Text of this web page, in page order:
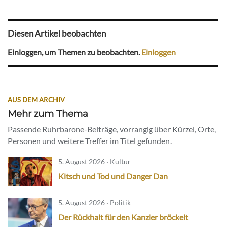
Diesen Artikel beobachten
Einloggen, um Themen zu beobachten. Einloggen
AUS DEM ARCHIV
Mehr zum Thema
Passende Ruhrbarone-Beiträge, vorrangig über Kürzel, Orte,
Personen und weitere Treffer im Titel gefunden.
5. August 2026 · Kultur
Kitsch und Tod und Danger Dan
5. August 2026 · Politik
Der Rückhalt für den Kanzler bröckelt